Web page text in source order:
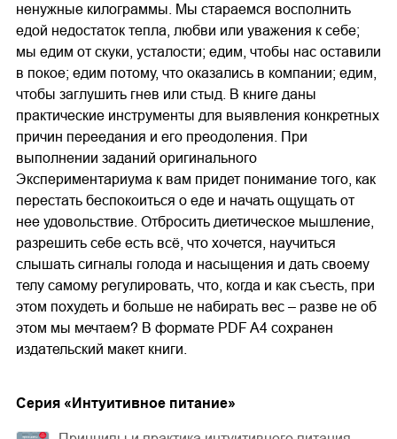
ненужные килограммы. Мы стараемся восполнить
едой недостаток тепла, любви или уважения к себе;
мы едим от скуки, усталости; едим, чтобы нас оставили
в покое; едим потому, что оказались в компании; едим,
чтобы заглушить гнев или стыд. В книге даны
практические инструменты для выявления конкретных
причин переедания и его преодоления. При
выполнении заданий оригинального
Экспериментариума к вам придет понимание того, как
перестать беспокоиться о еде и начать ощущать от
нее удовольствие. Отбросить диетическое мышление,
разрешить себе есть всё, что хочется, научиться
слышать сигналы голода и насыщения и дать своему
телу самому регулировать, что, когда и как съесть, при
этом похудеть и больше не набирать вес – разве не об
этом мы мечтаем? В формате PDF A4 сохранен
издательский макет книги.
Cерия « Интуитивное питание»